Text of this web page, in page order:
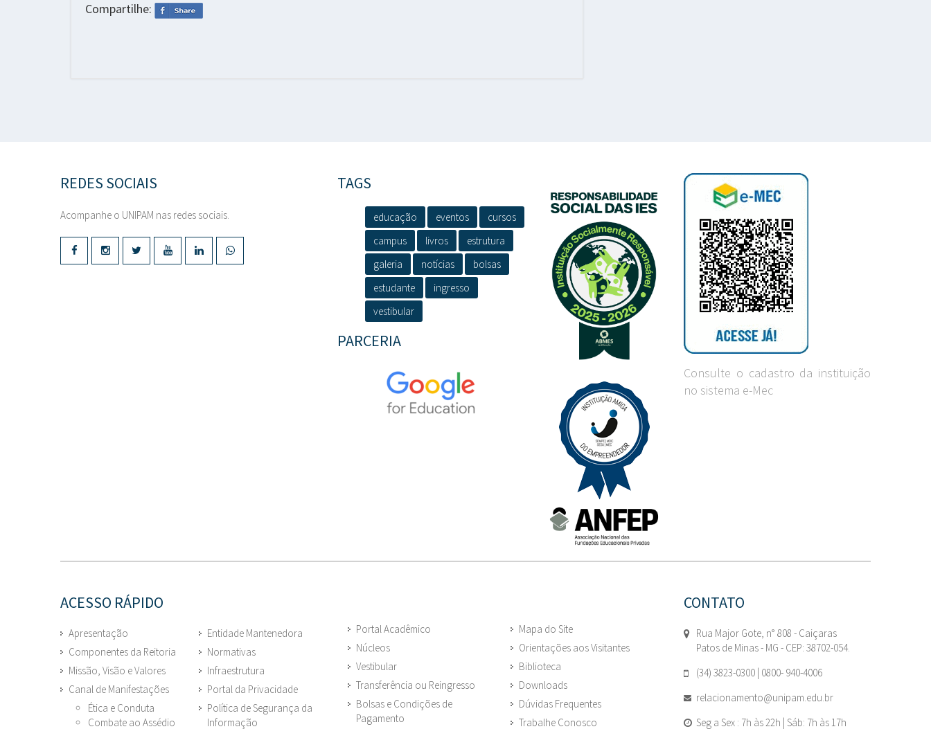
Compartilhe:
REDES SOCIAIS
Acompanhe o UNIPAM nas redes sociais.
TAGS
educação eventos
cursos
campus
livros
estrutura
galeria
notícias
bolsas
estudante
ingresso
vestibular
PARCERIA
Consulte o cadastro da instituição
no sistema e-Mec
ACESSO RÁPIDO
Apresentação
Componentes da Reitoria
Missão, Visão e Valores
Canal de Manifestações
Ética e Conduta
Combate ao Assédio
Entidade Mantenedora
Normativas
Infraestrutura
Portal da Privacidade
Política de Segurança da
Informação
Portal Acadêmico
Núcleos
Vestibular
Transferência ou Reingresso
Bolsas e Condições de
Pagamento
Mapa do Site
Orientações aos Visitantes
Biblioteca
Downloads
Dúvidas Frequentes
Trabalhe Conosco
CONTATO
Rua Major Gote, n° 808 - Caiçaras
Patos de Minas - MG - CEP: 38702-054.
(34) 3823-0300 | 0800- 940-4006
relacionamento@unipam.edu.br
Seg a Sex : 7h às 22h | Sáb: 7h às 17h